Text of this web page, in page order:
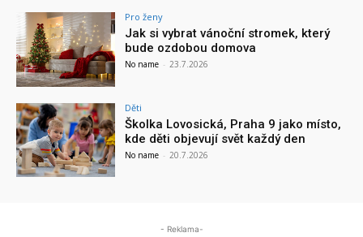
Pro ženy
Jak si vybrat vánoční stromek, který
bude ozdobou domova
No name - 23.7.2026
Děti
Školka Lovosická, Praha 9 jako místo,
kde děti objevují svět každý den
No name - 20.7.2026
- Reklama-